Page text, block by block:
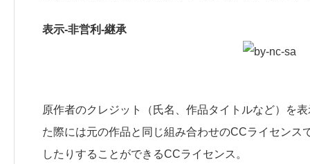
表示-非営利-継承
原作者のクレジット（氏名、作品タイトルなど）を
た際には元の作品と同じ組み合わせのCCライセン
したりすることができるCCライセンス。